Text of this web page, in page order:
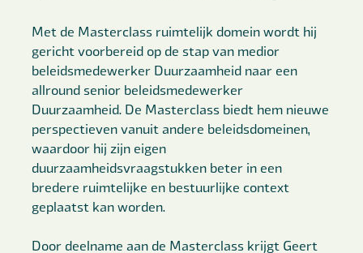
Met de Masterclass ruimtelijk domein wordt hij
gericht voorbereid op de stap van medior
beleidsmedewerker Duurzaamheid naar een
allround senior beleidsmedewerker
Duurzaamheid. De Masterclass biedt hem nieuwe
perspectieven vanuit andere beleidsdomeinen,
waardoor hij zijn eigen
duurzaamheidsvraagstukken beter in een
bredere ruimtelijke en bestuurlijke context
geplaatst kan worden.
Door deelname aan de Masterclass krijgt Geert